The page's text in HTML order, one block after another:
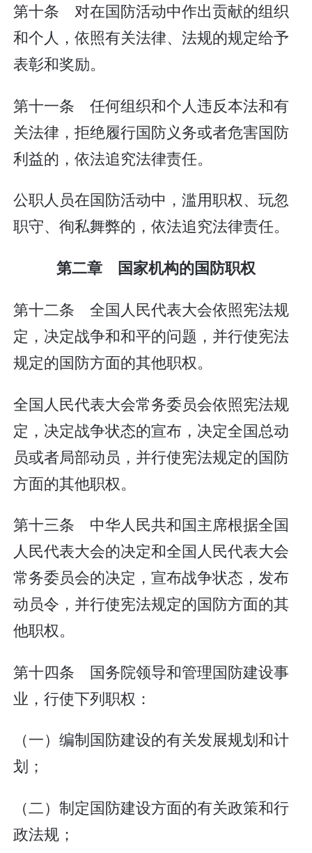
第十条 对在国防活动中作出贡献的组织
和个人，依照有关法律、法规的规定给予
表彰和奖励。
第十一条 任何组织和个人违反本法和有
关法律，拒绝履行国防义务或者危害国防
利益的，依法追究法律责任。
公职人员在国防活动中，滥用职权、玩忽
职守、徇私舞弊的，依法追究法律责任。
第二章 国家机构的国防职权
第十二条 全国人民代表大会依照宪法规
定，决定战争和和平的问题，并行使宪法
规定的国防方面的其他职权。
全国人民代表大会常务委员会依照宪法规
定，决定战争状态的宣布，决定全国总动
员或者局部动员，并行使宪法规定的国防
方面的其他职权。
第十三条 中华人民共和国主席根据全国
人民代表大会的决定和全国人民代表大会
常务委员会的决定，宣布战争状态，发布
动员令，并行使宪法规定的国防方面的其
他职权。
第十四条 国务院领导和管理国防建设事
业，行使下列职权：
（一）编制国防建设的有关发展规划和计
划；
（二）制定国防建设方面的有关政策和行
政法规；